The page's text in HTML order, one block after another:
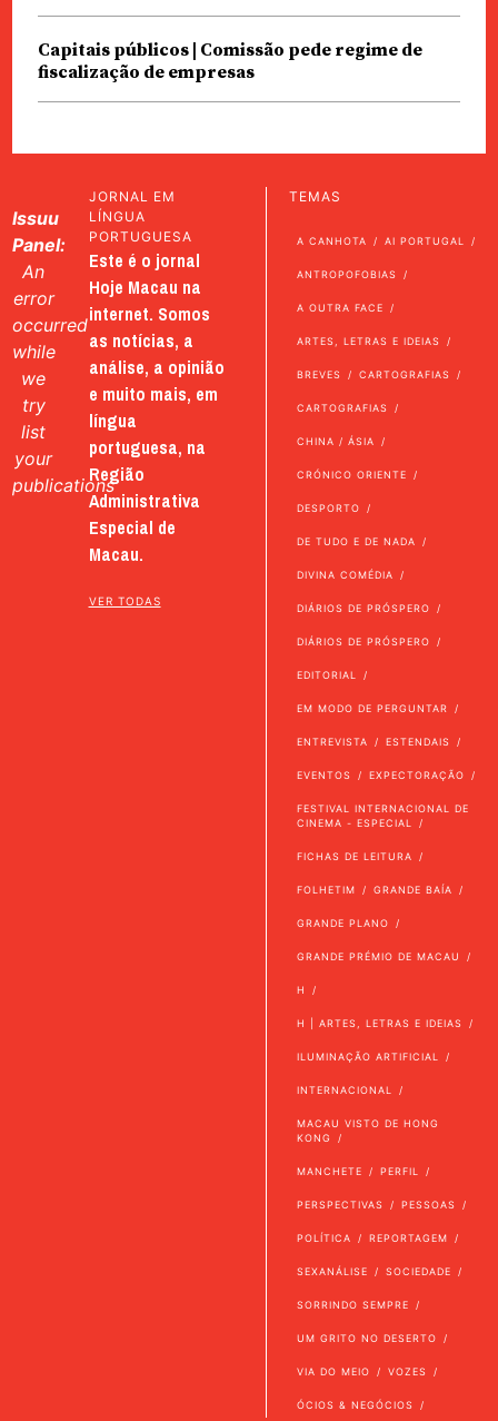
Capitais públicos | Comissão pede regime de
fiscalização de empresas
Issuu
Panel:
An
error
occurred
while
we
try
list
your
publications
JORNAL EM
LÍNGUA
PORTUGUESA
Este é o jornal
Hoje Macau na
internet. Somos
as notícias, a
análise, a opinião
e muito mais, em
língua
portuguesa, na
Região
Administrativa
Especial de
Macau.
VER TODAS
TEMAS
A CANHOTA AI PORTUGAL
ANTROPOFOBIAS
A OUTRA FACE
ARTES, LETRAS E IDEIAS
BREVES CARTOGRAFIAS
CARTOGRAFIAS
CHINA / ÁSIA
CRÓNICO ORIENTE
DESPORTO
DE TUDO E DE NADA
DIVINA COMÉDIA
DIÁRIOS DE PRÓSPERO
DIÁRIOS DE PRÓSPERO
EDITORIAL
EM MODO DE PERGUNTAR
ENTREVISTA ESTENDAIS
EVENTOS EXPECTORAÇÃO
FESTIVAL INTERNACIONAL DE
CINEMA - ESPECIAL
FICHAS DE LEITURA
FOLHETIM GRANDE BAÍA
GRANDE PLANO
GRANDE PRÉMIO DE MACAU
H
H | ARTES, LETRAS E IDEIAS
ILUMINAÇÃO ARTIFICIAL
INTERNACIONAL
MACAU VISTO DE HONG
KONG
MANCHETE PERFIL
PERSPECTIVAS PESSOAS
POLÍTICA REPORTAGEM
SEXANÁLISE SOCIEDADE
SORRINDO SEMPRE
UM GRITO NO DESERTO
VIA DO MEIO VOZES
ÓCIOS & NEGÓCIOS